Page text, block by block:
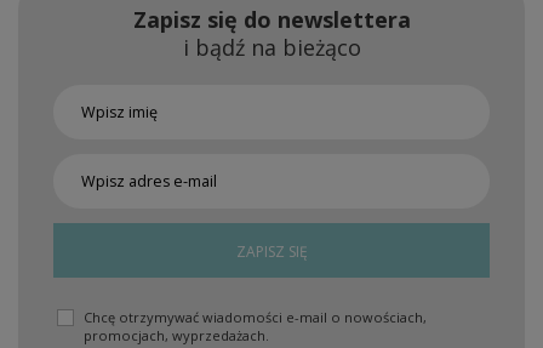
Zapisz się do newslettera
i bądź na bieżąco
ZAPISZ SIĘ
Chcę otrzymywać wiadomości e-mail o nowościach,
promocjach, wyprzedażach.